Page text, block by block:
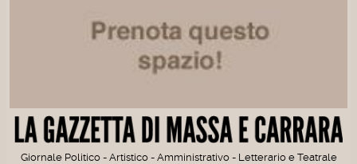
Giornale Politico - Artistico - Amministrativo - Letterario e Teatrale